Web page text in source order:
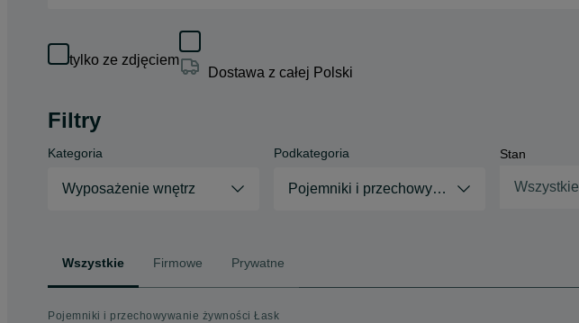
tylko ze zdjęciem
Dostawa z całej Polski
Filtry
Kategoria
Wyposażenie wnętrz
Podkategoria
Pojemniki i przechowywanie żywności
Stan
Wszystkie
Wszystkie Firmowe Prywatne
Pojemniki i przechowywanie żywności Łask